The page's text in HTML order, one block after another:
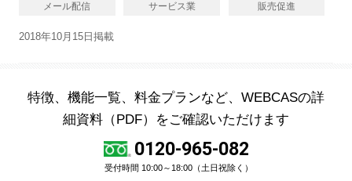
メール配信 サービス業 販売促進
2018年10月15日掲載
特徴、機能一覧、料金プランなど、WEBCASの詳
細資料（PDF）をご確認いただけます
0120-965-082
受付時間 10:00～18:00（土日祝除く）